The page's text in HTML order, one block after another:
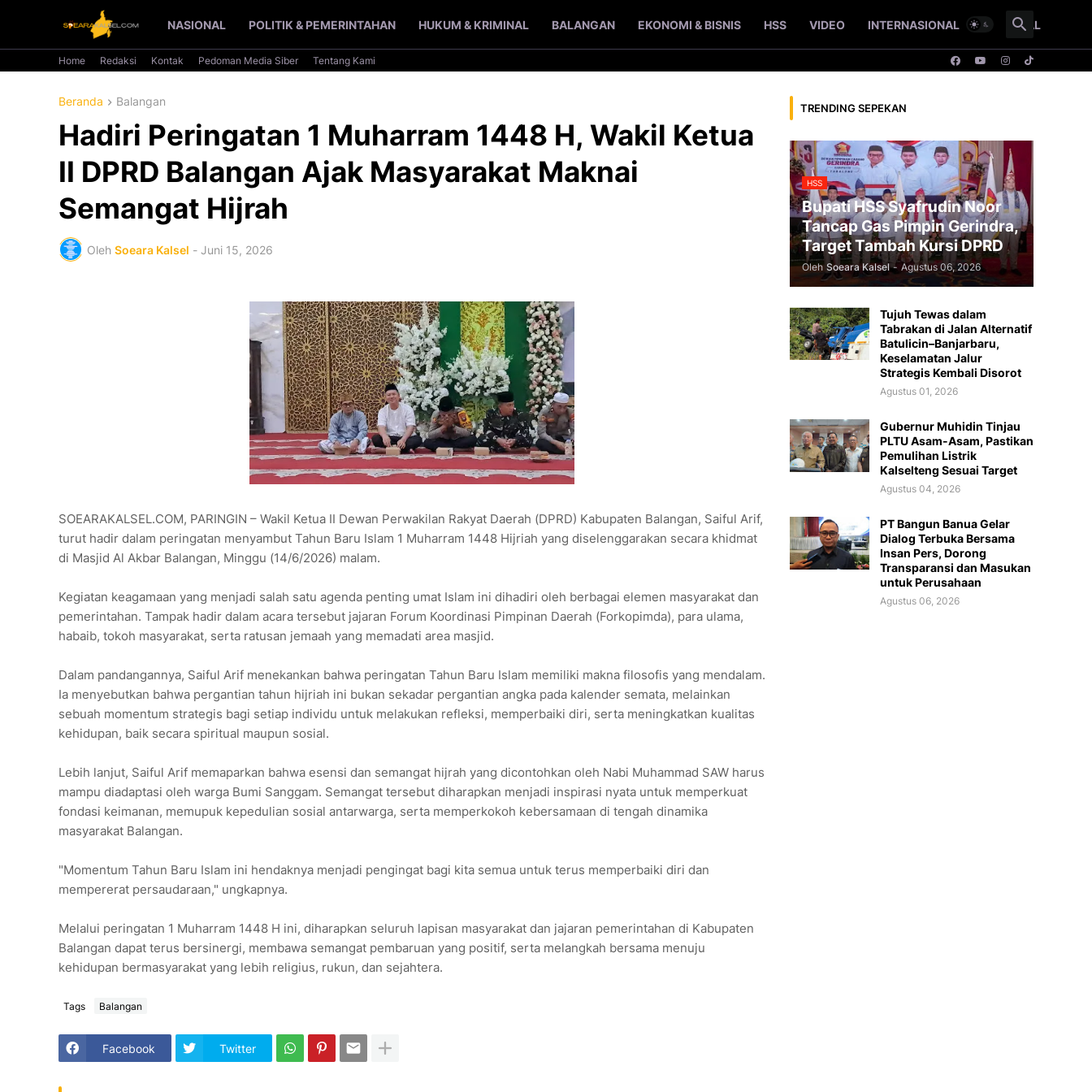
NASIONAL POLITIK & PEMERINTAHAN HUKUM & KRIMINAL BALANGAN EKONOMI & BISNIS HSS VIDEO INTERNASIONAL NASIONAL
Home Redaksi Kontak Pedoman Media Siber Tentang Kami
Beranda Balangan
Hadiri Peringatan 1 Muharram 1448 H, Wakil Ketua
II DPRD Balangan Ajak Masyarakat Maknai
Semangat Hijrah
Oleh Soeara Kalsel - Juni 15, 2026
SOEARAKALSEL.COM, PARINGIN – Wakil Ketua II Dewan Perwakilan Rakyat Daerah (DPRD) Kabupaten Balangan, Saiful Arif,
turut hadir dalam peringatan menyambut Tahun Baru Islam 1 Muharram 1448 Hijriah yang diselenggarakan secara khidmat
di Masjid Al Akbar Balangan, Minggu (14/6/2026) malam.
Kegiatan keagamaan yang menjadi salah satu agenda penting umat Islam ini dihadiri oleh berbagai elemen masyarakat dan
pemerintahan. Tampak hadir dalam acara tersebut jajaran Forum Koordinasi Pimpinan Daerah (Forkopimda), para ulama,
habaib, tokoh masyarakat, serta ratusan jemaah yang memadati area masjid.
Dalam pandangannya, Saiful Arif menekankan bahwa peringatan Tahun Baru Islam memiliki makna filosofis yang mendalam.
Ia menyebutkan bahwa pergantian tahun hijriah ini bukan sekadar pergantian angka pada kalender semata, melainkan
sebuah momentum strategis bagi setiap individu untuk melakukan refleksi, memperbaiki diri, serta meningkatkan kualitas
kehidupan, baik secara spiritual maupun sosial.
Lebih lanjut, Saiful Arif memaparkan bahwa esensi dan semangat hijrah yang dicontohkan oleh Nabi Muhammad SAW harus
mampu diadaptasi oleh warga Bumi Sanggam. Semangat tersebut diharapkan menjadi inspirasi nyata untuk memperkuat
fondasi keimanan, memupuk kepedulian sosial antarwarga, serta memperkokoh kebersamaan di tengah dinamika
masyarakat Balangan.
"Momentum Tahun Baru Islam ini hendaknya menjadi pengingat bagi kita semua untuk terus memperbaiki diri dan
mempererat persaudaraan," ungkapnya.
Melalui peringatan 1 Muharram 1448 H ini, diharapkan seluruh lapisan masyarakat dan jajaran pemerintahan di Kabupaten
Balangan dapat terus bersinergi, membawa semangat pembaruan yang positif, serta melangkah bersama menuju
kehidupan bermasyarakat yang lebih religius, rukun, dan sejahtera.
Tags Balangan
Facebook Twitter
TRENDING SEPEKAN
HSS
Bupati HSS Syafrudin Noor
Tancap Gas Pimpin Gerindra,
Target Tambah Kursi DPRD
Oleh Soeara Kalsel - Agustus 06, 2026
Tujuh Tewas dalam
Tabrakan di Jalan Alternatif
Batulicin–Banjarbaru,
Keselamatan Jalur
Strategis Kembali Disorot
Agustus 01, 2026
Gubernur Muhidin Tinjau
PLTU Asam-Asam, Pastikan
Pemulihan Listrik
Kalselteng Sesuai Target
Agustus 04, 2026
PT Bangun Banua Gelar
Dialog Terbuka Bersama
Insan Pers, Dorong
Transparansi dan Masukan
untuk Perusahaan
Agustus 06, 2026